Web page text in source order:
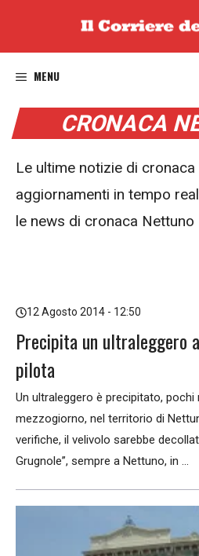
MENU
CRONACA
Le ultime notizie di
aggiornamenti in tempo
le news di cronaca Nettuno
12 Agosto 2014 - 12:50
Precipita un ultraleggero
pilota
Un ultraleggero è precipitato, pochi
mezzogiorno, nel territorio di
verifiche, il velivolo sarebbe
Grugnole”, sempre a Nettuno, in ...